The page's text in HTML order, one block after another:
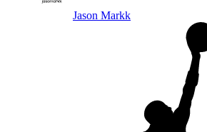
Jason Markk